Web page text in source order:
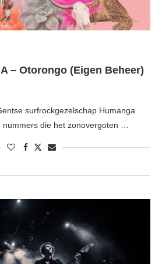
– Otorongo (Eigen Beheer)
surfrockgezelschap Humanga
nummers die het zonovergoten …